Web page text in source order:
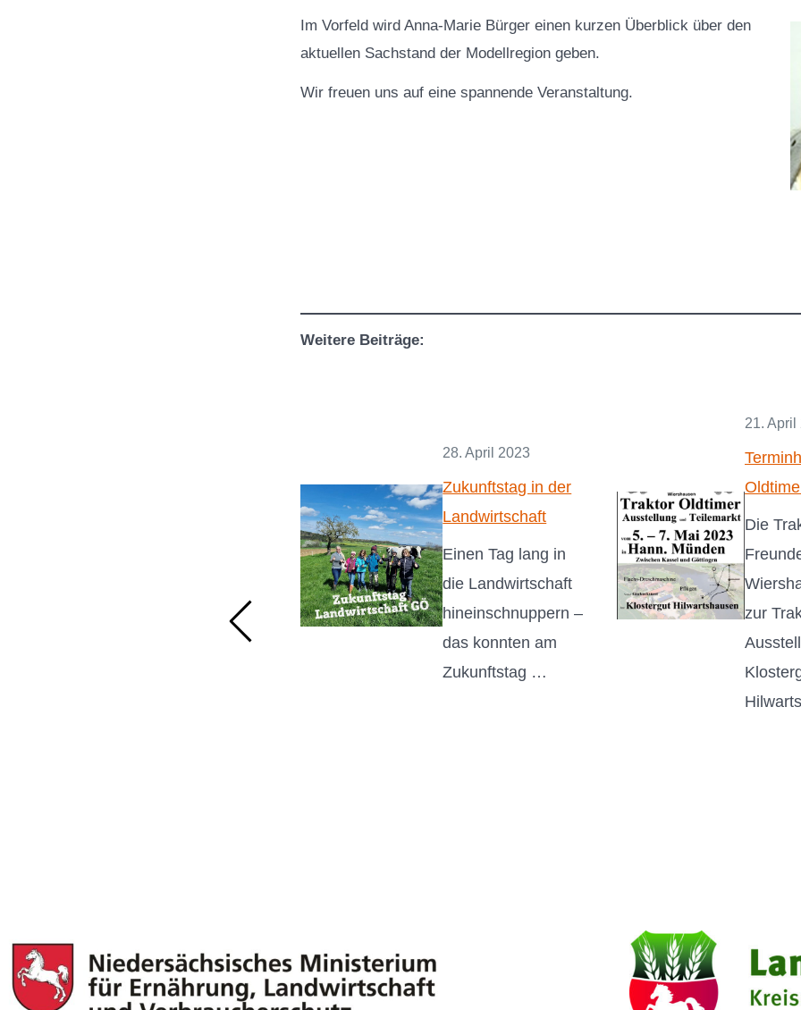
Im Vorfeld wird Anna-Marie Bürger einen kurzen Überblick über den
aktuellen Sachstand der Modellregion geben.
Wir freuen uns auf eine spannende Veranstaltung.
Weitere Beiträge:
gemeinsame Online-
28. April 2023
Zukunftstag in der
Landwirtschaft
Einen Tag lang in
die Landwirtschaft
hineinschnuppern –
das konnten am
Zukunftstag …
21. April
Die
zur